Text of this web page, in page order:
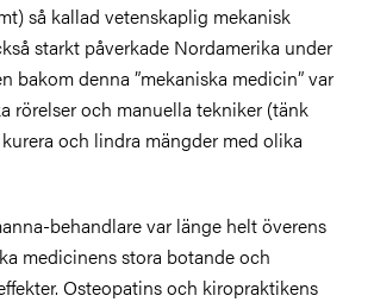
så kallad vetenskaplig mekanisk
starkt påverkade Nordamerika under
bakom denna ”mekaniska medicin” var
rörelser och manuella tekniker (tänk
och lindra mängder med olika
behandlare var länge helt överens
medicinens stora botande och
Osteopatins och kiropraktikens